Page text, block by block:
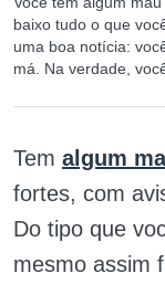
baixo tudo o que
uma boa notícia:
má. Na verdade,
Tem algum
fortes, com
Do tipo que
mesmo assim